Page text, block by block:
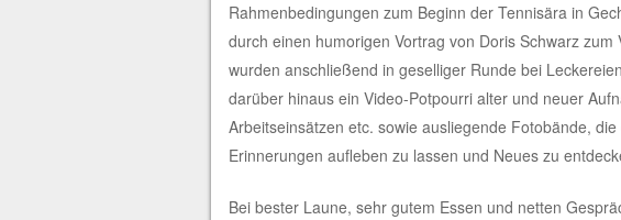
Rahmenbedingungen zum Beginn der Tennisära in
durch einen humorigen Vortrag von Doris Schwarz
wurden anschließend in geselliger Runde bei
darüber hinaus ein Video-Potpourri alter und neuer
Arbeitseinsätzen etc. sowie ausliegende Fotobände,
Erinnerungen aufleben zu lassen und Neues zu
Bei bester Laune, sehr gutem Essen und netten